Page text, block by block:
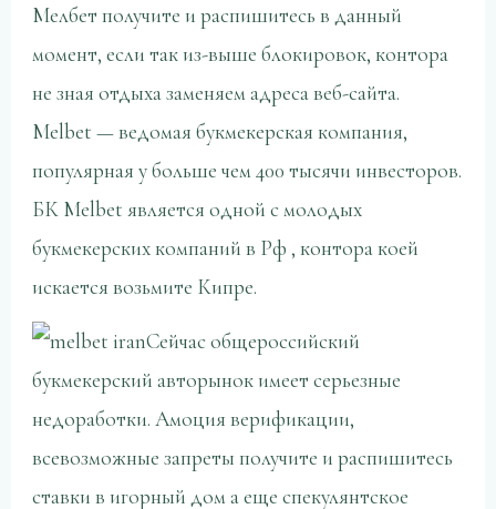
Мелбет получите и распишитесь в данный
момент, если так из-выше блокировок, контора
не зная отдыха заменяем адреса веб-сайта.
Melbet — ведомая букмекерская компания,
популярная у больше чем 400 тысячи инвесторов.
БК Melbet является одной с молодых
букмекерских компаний в Рф , контора коей
искается возьмите Кипре.
Сейчас общероссийский
букмекерский авторынок имеет серьезные
недоработки. Амоция верификации,
всевозможные запреты получите и распишитесь
ставки в игорный дом а еще спекулянтское